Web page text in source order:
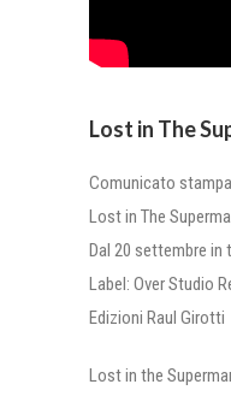
Lost in The
Comunicato
Lost in The
Dal 20 settembre
Label: Over Studio
Edizioni Raul Girotti
Lost in the